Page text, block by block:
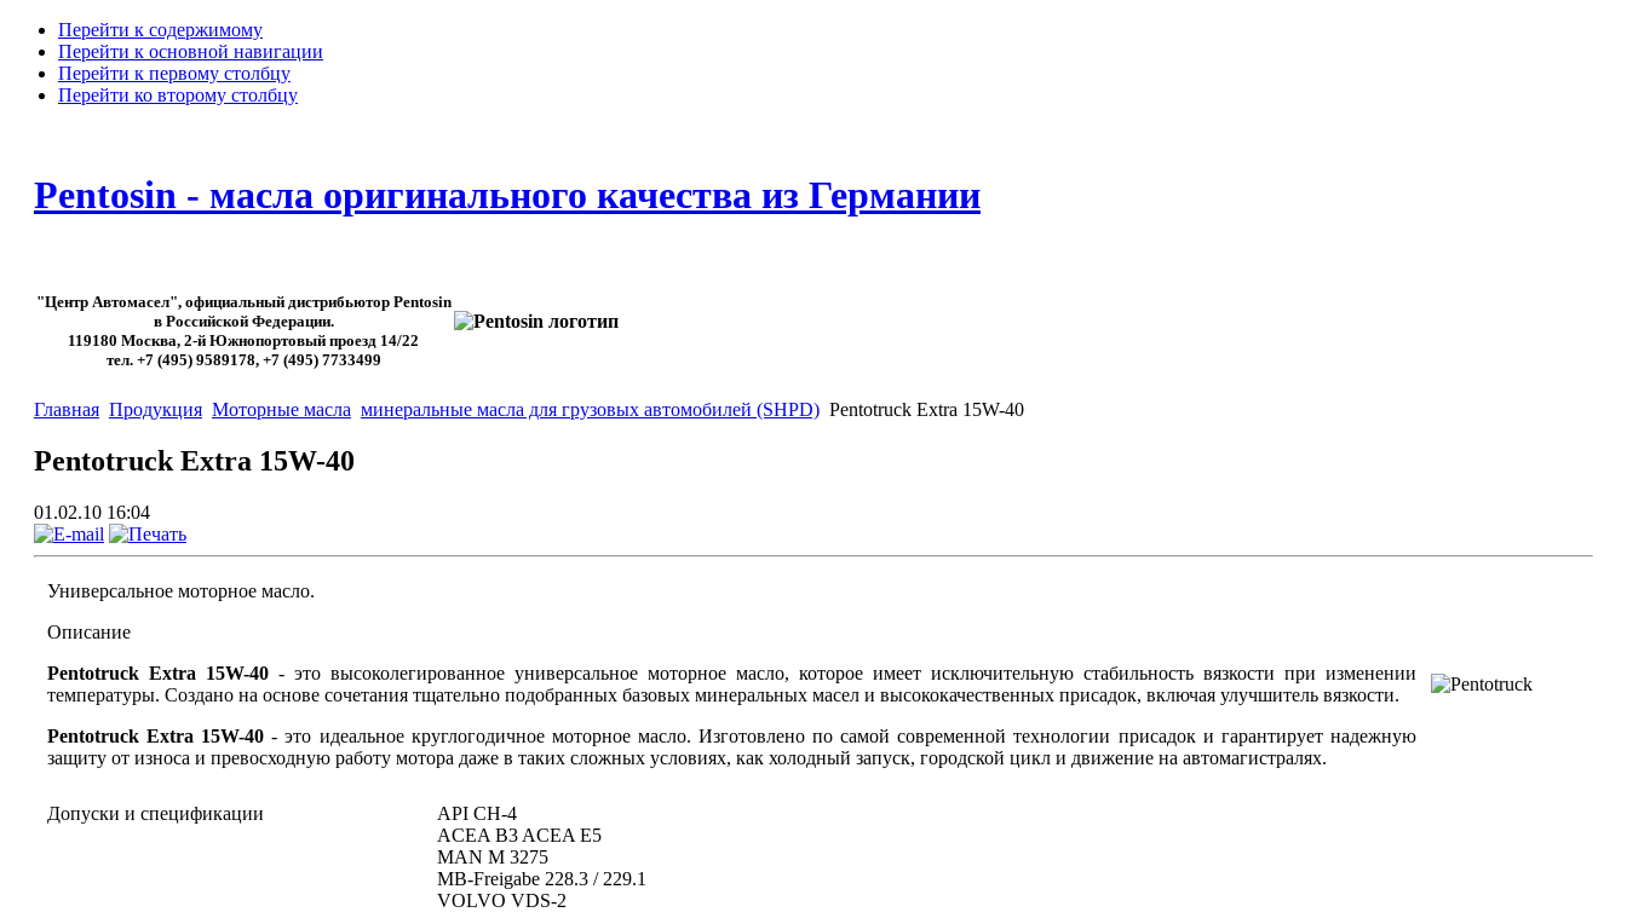
Перейти к содержимому
Перейти к основной навигации
Перейти к первому столбцу
Перейти ко второму столбцу
Pentosin - масла оригинального качества из Германии
"Центр Автомасел", официальный дистрибьютор Pentosin
в Российской Федерации.
119180 Москва, 2-й Южнопортовый проезд 14/22
тел. +7 (495) 9589178, +7 (495) 7733499
Главная Продукция Моторные масла минеральные масла для грузовых автомобилей (SHPD) Pentotruck Extra 15W-40
Pentotruck Extra 15W-40
01.02.10 16:04
Универсальное моторное масло.
Описание
Pentotruck Extra 15W-40- это высоколегированное универсальное моторное масло, которое имеет исключительную стабильность вязкости при изменении
температуры. Создано на основе сочетания тщательно подобранных базовых минеральных масел и высококачественных присадок, включая улучшитель вязкости.
Pentotruck Extra 15W-40 - это идеальное круглогодичное моторное масло. Изготовлено по самой современной технологии присадок и гарантирует надежную
защиту от износа и превосходную работу мотора даже в таких сложных условиях, как холодный запуск, городской цикл и движение на автомагистралях.
Допуски и спецификации
API CH-4
ACEA B3 ACEA E5
MAN M 3275
MB-Freigabe 228.3 / 229.1
VOLVO VDS-2